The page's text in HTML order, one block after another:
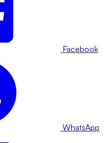
Facebook
WhatsApp